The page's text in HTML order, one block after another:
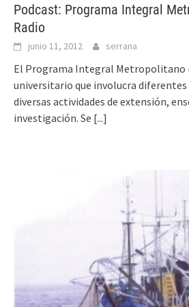
Podcast: Programa Integral
Radio
junio 11, 2012 serrana
El Programa Integral Metropolitano
universitario que involucra
diversas actividades de extensión,
investigación. Se [...]